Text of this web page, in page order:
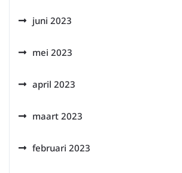
juni 2023
mei 2023
april 2023
maart 2023
februari 2023